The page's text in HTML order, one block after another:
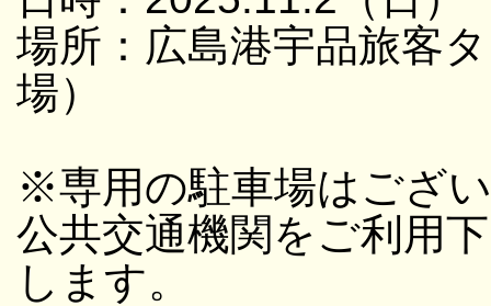
場所：広島港宇品旅客
場）
※専用の駐車場はござ
公共交通機関をご利用
します。